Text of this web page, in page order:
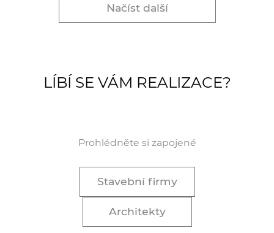
Načíst další
LÍBÍ SE VÁM REALIZACE?
Prohlédněte si zapojené
Stavební firmy
Architekty